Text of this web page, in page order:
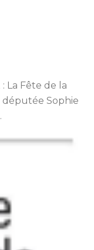
La Fête de la
députée Sophie